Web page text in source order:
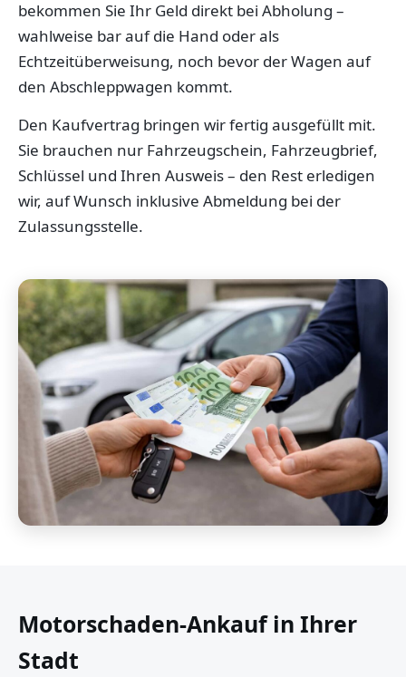
bekommen Sie Ihr Geld direkt bei Abholung –
wahlweise bar auf die Hand oder als
Echtzeitüberweisung, noch bevor der Wagen auf
den Abschleppwagen kommt.
Den Kaufvertrag bringen wir fertig ausgefüllt mit.
Sie brauchen nur Fahrzeugschein, Fahrzeugbrief,
Schlüssel und Ihren Ausweis – den Rest erledigen
wir, auf Wunsch inklusive Abmeldung bei der
Zulassungsstelle.
Motorschaden-Ankauf in Ihrer
Stadt